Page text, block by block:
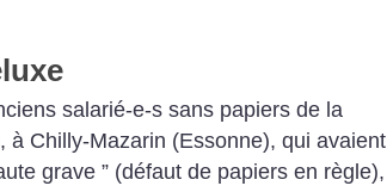
salarié-e-s sans papiers de la
à Chilly-Mazarin (Essonne), qui avaient
grave ” (défaut de papiers en règle),